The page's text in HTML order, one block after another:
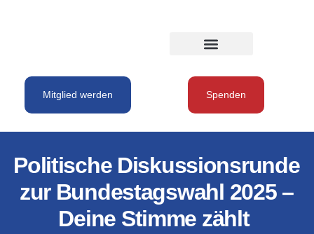
Mitglied werden Spenden
Politische Diskussionsrunde
zur Bundestagswahl 2025 –
Deine Stimme zählt